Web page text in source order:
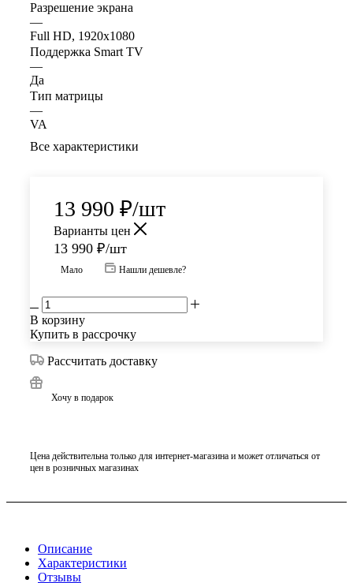
Разрешение экрана
—
Full HD, 1920x1080
Поддержка Smart TV
—
Да
Тип матрицы
—
VA
Все характеристики
13 990 ₽/шт
Варианты цен
13 990 ₽/шт
Мало Нашли дешевле?
В корзину
Купить в рассрочку
Рассчитать доставку
Хочу в подарок
Цена действительна только для интернет-магазина и может отличаться от
цен в розничных магазинах
Описание
Характеристики
Отзывы